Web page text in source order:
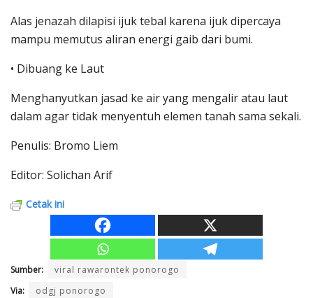
Alas jenazah dilapisi ijuk tebal karena ijuk dipercaya
mampu memutus aliran energi gaib dari bumi.
• Dibuang ke Laut
Menghanyutkan jasad ke air yang mengalir atau laut
dalam agar tidak menyentuh elemen tanah sama sekali.
Penulis: Bromo Liem
Editor: Solichan Arif
Cetak ini
Sumber:
viral rawarontek ponorogo
Via:
odgj ponorogo